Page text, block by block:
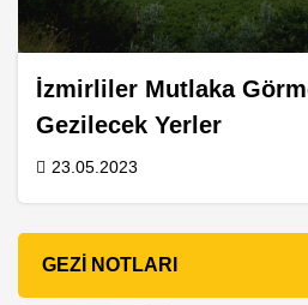
İzmirliler Mutlaka
Gezilecek Yerler
23.05.2023
GEZI NOTLARI